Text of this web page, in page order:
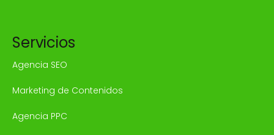
Servicios
Agencia SEO
Marketing de Contenidos
Agencia PPC